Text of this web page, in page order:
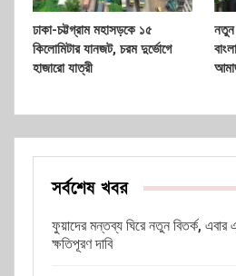
ঢাকা-চট্টগ্রাম মহাসড়কে ১৫
কিলোমিটার যানজট, চরম দুর্ভোগে
হাজারো যাত্রী
নতুন
সর্বশেষ খবর
ফুয়াদের মন্তব্য ঘিরে নতুন বিতর্ক, এবার
ক্ষতিপূরণ দাবি